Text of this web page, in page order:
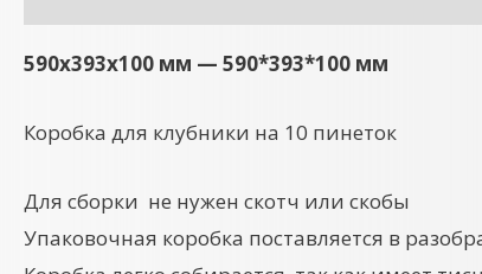
590x393x100 мм — 590*393*100 мм
Коробка для клубники на 10 пинеток
Для сборки не нужен скотч или скобы
Упаковочная коробка поставляется в